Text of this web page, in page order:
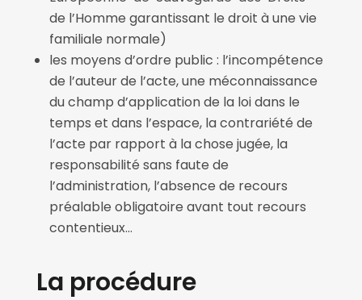
de l’Homme garantissant le droit à une vie
familiale normale)
les moyens d’ordre public : l’incompétence
de l’auteur de l’acte, une méconnaissance
du champ d’application de la loi dans le
temps et dans l’espace, la contrariété de
l’acte par rapport à la chose jugée, la
responsabilité sans faute de
l’administration, l’absence de recours
préalable obligatoire avant tout recours
contentieux…
La procédure